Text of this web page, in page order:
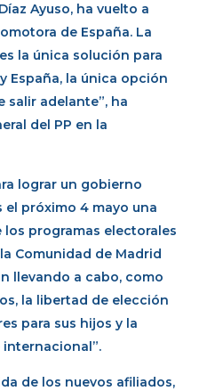
Ayuso, ha vuelto a
de España. La
la única solución para
España, la única opción
salir adelante”, ha
del PP en la
lograr un gobierno
próximo 4 mayo una
programas electorales
Comunidad de Madrid
llevando a cabo, como
la libertad de elección
para sus hijos y la
de los nuevos afiliados,